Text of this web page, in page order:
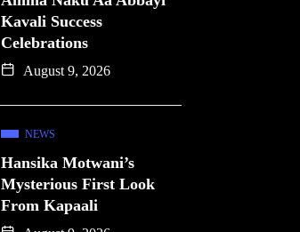
Kavali Success
Celebrations
August 9, 2026
NEWS
Hansika Motwani’s
Mysterious First Look
From Kapaali